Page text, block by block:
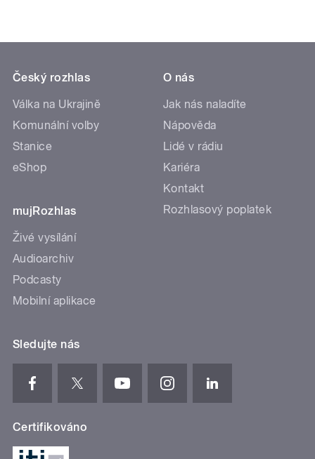
Český rozhlas
Válka na Ukrajině
Komunální volby
Stanice
eShop
mujRozhlas
Živé vysílání
Audioarchiv
Podcasty
Mobilní aplikace
O nás
Jak nás naladíte
Nápověda
Lidé v rádiu
Kariéra
Kontakt
Rozhlasový poplatek
Sledujte nás
Certifikováno